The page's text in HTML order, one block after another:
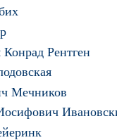
Рентген
Мечников